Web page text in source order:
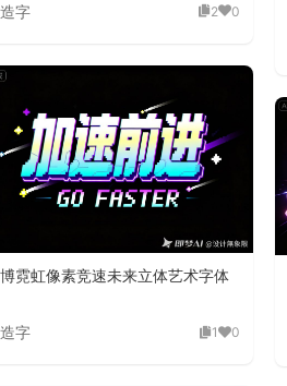
字 2 0
霓虹像素竞速未来立体艺术字体
字 1 0